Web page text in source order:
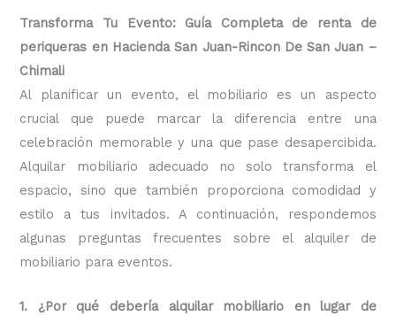
Transforma Tu Evento: Guía Completa de renta de
periqueras en Hacienda San Juan-Rincon De San Juan –
Chimali
Al planificar un evento, el mobiliario es un aspecto
crucial que puede marcar la diferencia entre una
celebración memorable y una que pase desapercibida.
Alquilar mobiliario adecuado no solo transforma el
espacio, sino que también proporciona comodidad y
estilo a tus invitados. A continuación, respondemos
algunas preguntas frecuentes sobre el alquiler de
mobiliario para eventos.
1. ¿Por qué debería alquilar mobiliario en lugar de